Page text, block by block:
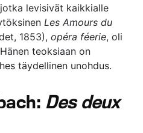
levisivät kaikkialle
Les Amours du
1853), opéra féerie, oli
teoksiaan on
täydellinen unohdus.
Des deux